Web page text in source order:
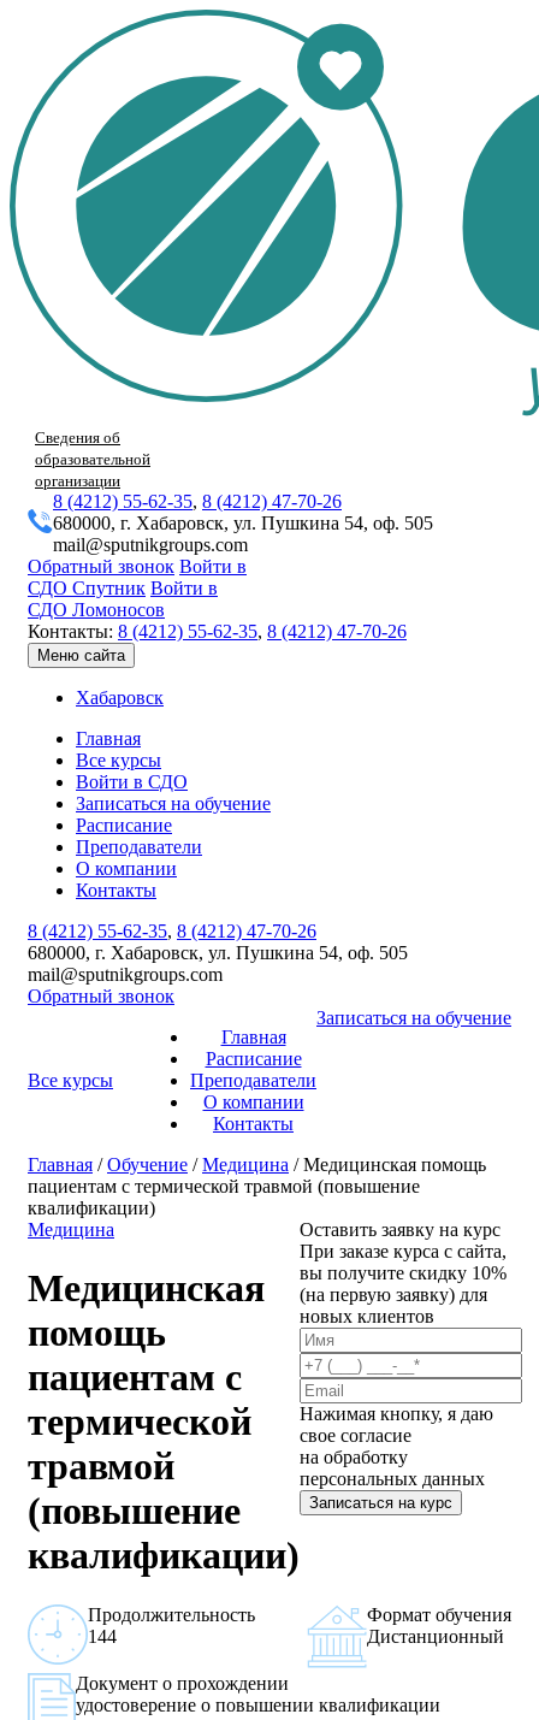
Сведения об
образовательной
организации
8 (4212) 55-62-35, 8 (4212) 47-70-26
680000, г. Хабаровск, ул. Пушкина 54, оф. 505
mail@sputnikgroups.com
Обратный звонок Войти в
СДО Спутник Войти в
СДО Ломоносов
Контакты: 8 (4212) 55-62-35, 8 (4212) 47-70-26
Меню сайта
Хабаровск
Главная
Все курсы
Войти в СДО
Записаться на обучение
Расписание
Преподаватели
О компании
Контакты
8 (4212) 55-62-35, 8 (4212) 47-70-26
680000, г. Хабаровск, ул. Пушкина 54, оф. 505
mail@sputnikgroups.com
Обратный звонок
Все курсы
Главная
Расписание
Преподаватели
О компании
Контакты
Записаться на обучение
Главная /Обучение /Медицина / Медицинская помощь
пациентам с термической травмой (повышение
квалификации)
Медицина
Медицинская
помощь
пациентам с
термической
травмой
(повышение
квалификации)
Оставить заявку на курс
При заказе курса с сайта,
вы получите скидку 10%
(на первую заявку) для
новых клиентов
Нажимая кнопку, я даю
свое согласие
на обработку
персональных данных
Записаться на курс
Продолжительность
144
Формат обучения
Дистанционный
Документ о прохождении
удостоверение о повышении квалификации